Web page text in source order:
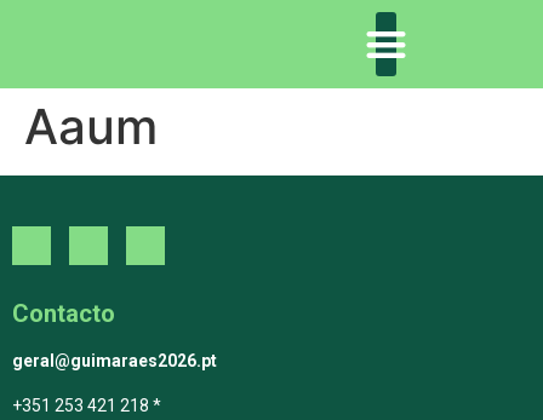
Aaum
Contacto
geral@guimaraes2026.pt
+351 253 421 218 *